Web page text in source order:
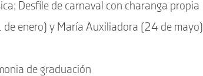
Desfile de carnaval con charanga propia
de enero) y María Auxiliadora (24 de mayo)
de graduación